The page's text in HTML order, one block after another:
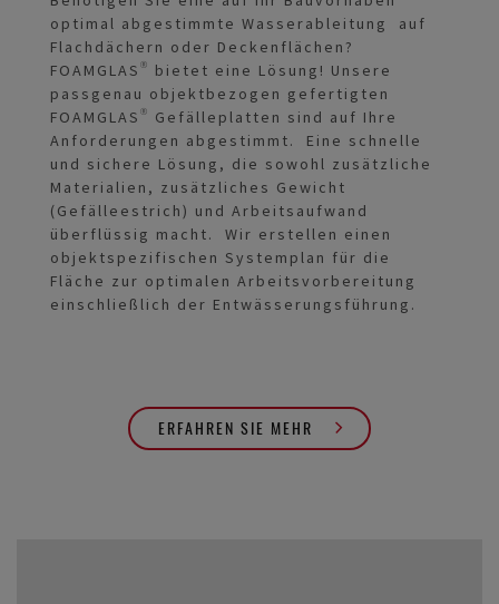
optimal abgestimmte Wasserableitung auf
Flachdächern oder Deckenflächen?
FOAMGLAS® bietet eine Lösung! Unsere
passgenau objektbezogen gefertigten
FOAMGLAS® Gefälleplatten sind auf Ihre
Anforderungen abgestimmt. Eine schnelle
und sichere Lösung, die sowohl zusätzliche
Materialien, zusätzliches Gewicht
(Gefälleestrich) und Arbeitsaufwand
überflüssig macht. Wir erstellen einen
objektspezifischen Systemplan für die
Fläche zur optimalen Arbeitsvorbereitung
einschließlich der Entwässerungsführung.
ERFAHREN SIE MEHR